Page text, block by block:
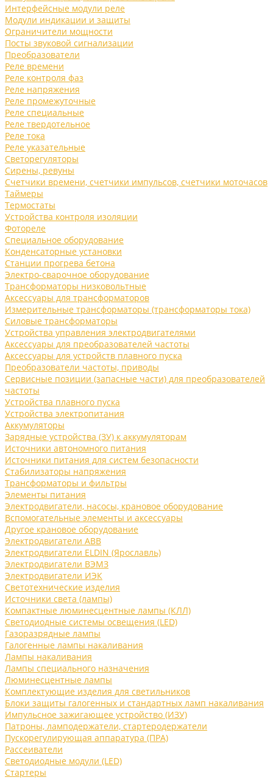
Интерфейсные модули реле
Модули индикации и защиты
Ограничители мощности
Посты звуковой сигнализации
Преобразователи
Реле времени
Реле контроля фаз
Реле напряжения
Реле промежуточные
Реле специальные
Реле твердотельное
Реле тока
Реле указательные
Светорегуляторы
Сирены, ревуны
Счетчики времени, счетчики импульсов, счетчики моточасов
Таймеры
Термостаты
Устройства контроля изоляции
Фотореле
Специальное оборудование
Конденсаторные установки
Станции прогрева бетона
Электро-сварочное оборудование
Трансформаторы низковольтные
Аксессуары для трансформаторов
Измерительные трансформаторы (трансформаторы тока)
Силовые трансформаторы
Устройства управления электродвигателями
Аксессуары для преобразователей частоты
Аксессуары для устройств плавного пуска
Преобразователи частоты, приводы
Сервисные позиции (запасные части) для преобразователей
частоты
Устройства плавного пуска
Устройства электропитания
Аккумуляторы
Зарядные устройства (ЗУ) к аккумуляторам
Источники автономного питания
Источники питания для систем безопасности
Стабилизаторы напряжения
Трансформаторы и фильтры
Элементы питания
Электродвигатели, насосы, крановое оборудование
Вспомогательные элементы и аксессуары
Другое крановое оборудование
Электродвигатели ABB
Электродвигатели ELDIN (Ярославль)
Электродвигатели ВЭМЗ
Электродвигатели ИЭК
Светотехнические изделия
Источники света (лампы)
Компактные люминесцентные лампы (КЛЛ)
Светодиодные системы освещения (LED)
Газоразрядные лампы
Галогенные лампы накаливания
Лампы накаливания
Лампы специального назначения
Люминесцентные лампы
Комплектующие изделия для светильников
Блоки защиты галогенных и стандартных ламп накаливания
Импульсное зажигающее устройство (ИЗУ)
Патроны, ламподержатели, стартеродержатели
Пускорегулирующая аппаратура (ПРА)
Рассеиватели
Светодиодные модули (LED)
Стартеры